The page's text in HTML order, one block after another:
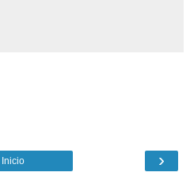
›
Inicio